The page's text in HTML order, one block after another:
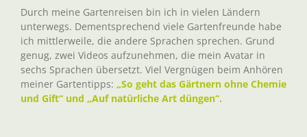
Durch meine Gartenreisen bin ich in vielen Ländern
unterwegs. Dementsprechend viele Gartenfreunde habe
ich mittlerweile, die andere Sprachen sprechen. Grund
genug, zwei Videos aufzunehmen, die mein Avatar in
sechs Sprachen übersetzt. Viel Vergnügen beim Anhören
meiner Gartentipps: „So geht das Gärtnern ohne Chemie
und Gift“ und „Auf natürliche Art düngen“.